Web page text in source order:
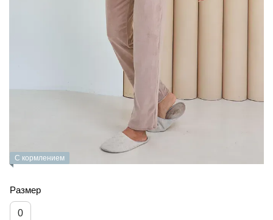
С кормлением
Размер
0